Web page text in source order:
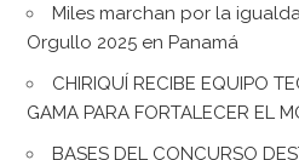
Miles marchan por la
Orgullo 2025 en Panamá
CHIRIQUÍ RECIBE EQUIPO
GAMA PARA FORTALECER EL
BASES DEL CONCURSO